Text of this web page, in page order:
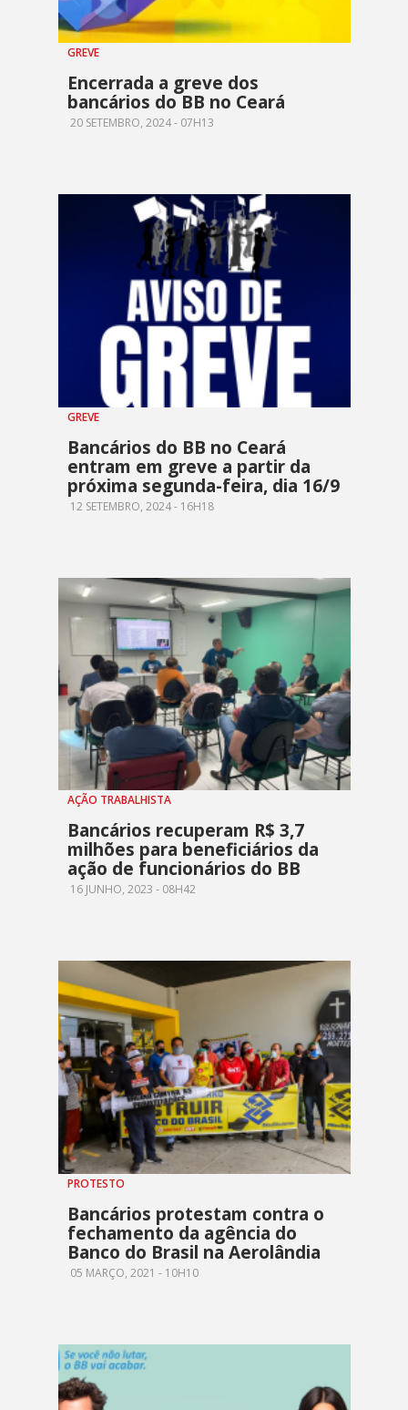
GREVE
Encerrada a greve dos
bancários do BB no Ceará
20 SETEMBRO, 2024 - 07H13
GREVE
Bancários do BB no Ceará
entram em greve a partir da
próxima segunda-feira, dia 16/9
12 SETEMBRO, 2024 - 16H18
AÇÃO TRABALHISTA
Bancários recuperam R$ 3,7
milhões para beneficiários da
ação de funcionários do BB
16 JUNHO, 2023 - 08H42
PROTESTO
Bancários protestam contra o
fechamento da agência do
Banco do Brasil na Aerolândia
05 MARÇO, 2021 - 10H10